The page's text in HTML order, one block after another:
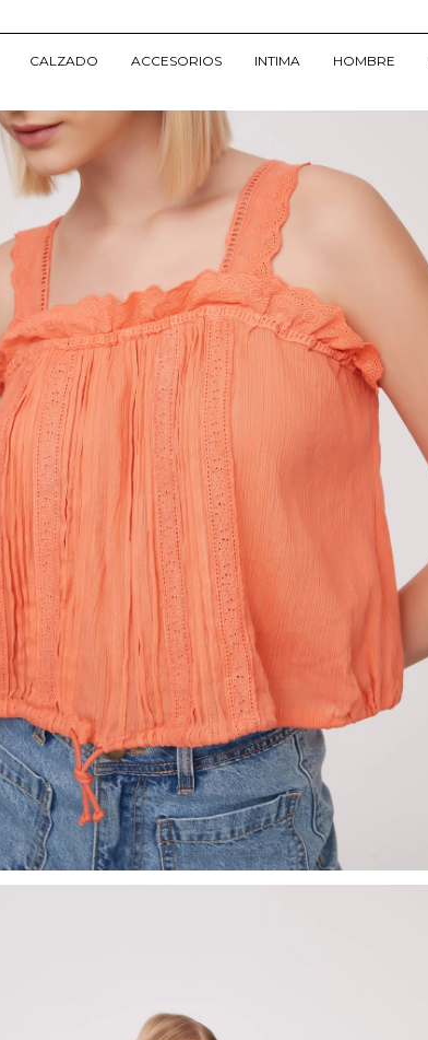
CALZADO ACCESORIOS INTIMA HOMBRE